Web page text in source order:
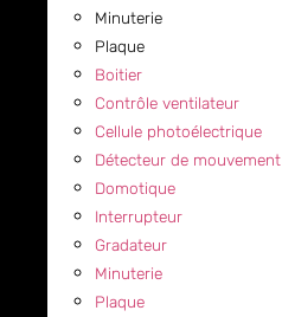
Minuterie
Plaque
Boitier
Contrôle ventilateur
Cellule photoélectrique
Détecteur de mouvement
Domotique
Interrupteur
Gradateur
Minuterie
Plaque